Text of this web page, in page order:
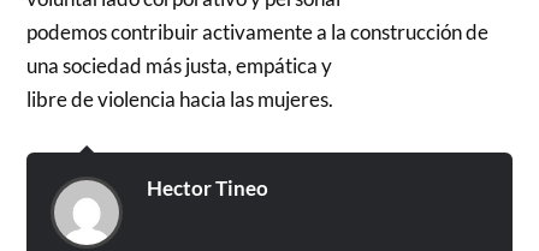
podemos contribuir activamente a la construcción de
una sociedad más justa, empática y
libre de violencia hacia las mujeres.
Hector Tineo